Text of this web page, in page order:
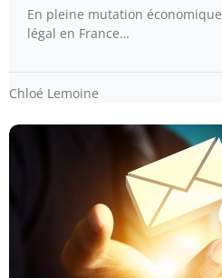
En pleine mutation
légal en France…
Chloé Lemoine